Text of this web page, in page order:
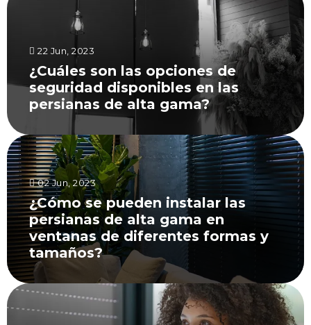
22 Jun, 2023
¿Cuáles son las opciones de
seguridad disponibles en las
persianas de alta gama?
02 Jun, 2023
¿Cómo se pueden instalar las
persianas de alta gama en
ventanas de diferentes formas y
tamaños?